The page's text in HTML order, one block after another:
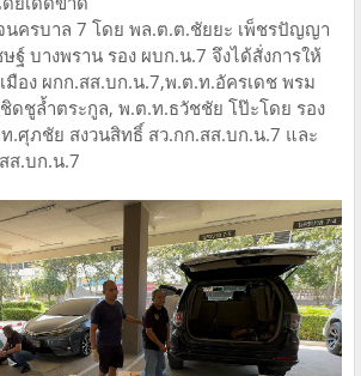
นครบาล 7 โดย พล.ต.ต.ชัยยะ เพ็ชรปัญญา
ฐ์ บางพราน รอง ผบก.น.7 จึงได้สั่งการให้
อง ผกก.สส.บก.น.7,พ.ต.ท.อัครเดช พรม
ดชูล้ำตระกูล, พ.ต.ท.ธวัชชัย โป๊ะโดย รอง
.ศุภชัย สงวนสิทธิ์ สว.กก.สส.บก.น.7 และ
ส.บก.น.7